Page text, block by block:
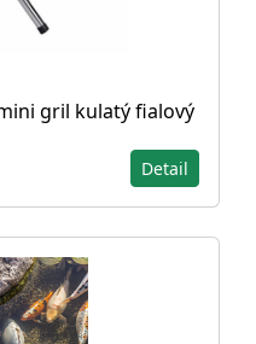
gril kulatý fialový
Detail